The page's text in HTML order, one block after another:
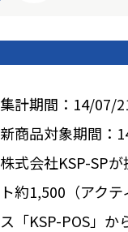
集計期間：14/07/
新商品対象期間：
株式会社KSP-SP
ト約1,500（アク
ス「KSP-POS」